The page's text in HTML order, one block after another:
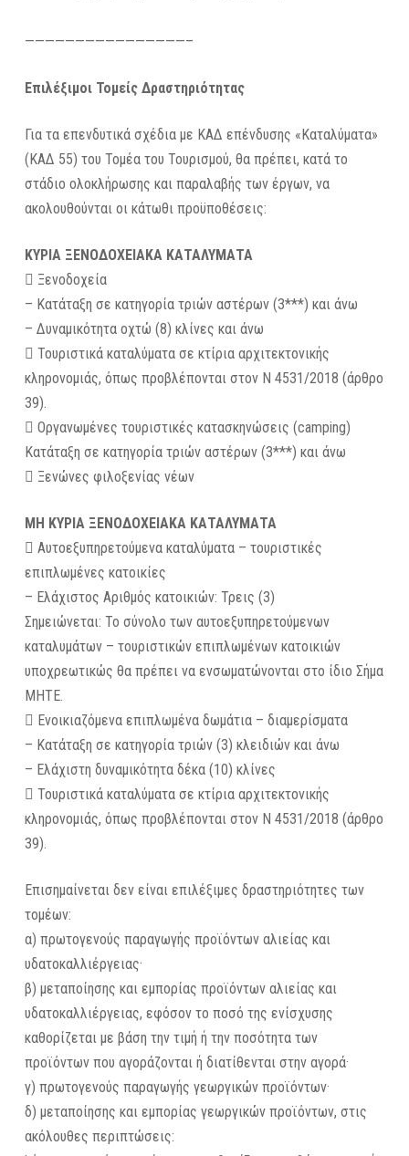
————————————————–
Επιλέξιμοι Τομείς Δραστηριότητας
Για τα επενδυτικά σχέδια με ΚΑΔ επένδυσης «Καταλύματα»
(ΚΑΔ 55) του Τομέα του Τουρισμού, θα πρέπει, κατά το
στάδιο ολοκλήρωσης και παραλαβής των έργων, να
ακολουθούνται οι κάτωθι προϋποθέσεις:
ΚΥΡΙΑ ΞΕΝΟΔΟΧΕΙΑΚΑ ΚΑΤΑΛΥΜΑΤΑ
 Ξενοδοχεία
– Κατάταξη σε κατηγορία τριών αστέρων (3***) και άνω
– Δυναμικότητα οχτώ (8) κλίνες και άνω
 Τουριστικά καταλύματα σε κτίρια αρχιτεκτονικής
κληρονομιάς, όπως προβλέπονται στον Ν 4531/2018 (άρθρο
39).
 Οργανωμένες τουριστικές κατασκηνώσεις (camping)
Κατάταξη σε κατηγορία τριών αστέρων (3***) και άνω
 Ξενώνες φιλοξενίας νέων
ΜΗ ΚΥΡΙΑ ΞΕΝΟΔΟΧΕΙΑΚΑ ΚΑΤΑΛΥΜΑΤΑ
 Αυτοεξυπηρετούμενα καταλύματα – τουριστικές
επιπλωμένες κατοικίες
– Ελάχιστος Αριθμός κατοικιών: Τρεις (3)
Σημειώνεται: Το σύνολο των αυτοεξυπηρετούμενων
καταλυμάτων – τουριστικών επιπλωμένων κατοικιών
υποχρεωτικώς θα πρέπει να ενσωματώνονται στο ίδιο Σήμα
MHTE.
 Ενοικιαζόμενα επιπλωμένα δωμάτια – διαμερίσματα
– Κατάταξη σε κατηγορία τριών (3) κλειδιών και άνω
– Ελάχιστη δυναμικότητα δέκα (10) κλίνες
 Τουριστικά καταλύματα σε κτίρια αρχιτεκτονικής
κληρονομιάς, όπως προβλέπονται στον Ν 4531/2018 (άρθρο
39).
Επισημαίνεται δεν είναι επιλέξιμες δραστηριότητες των
τομέων:
α) πρωτογενούς παραγωγής προϊόντων αλιείας και
υδατοκαλλιέργειας·
β) μεταποίησης και εμπορίας προϊόντων αλιείας και
υδατοκαλλιέργειας, εφόσον το ποσό της ενίσχυσης
καθορίζεται με βάση την τιμή ή την ποσότητα των
προϊόντων που αγοράζονται ή διατίθενται στην αγορά·
γ) πρωτογενούς παραγωγής γεωργικών προϊόντων·
δ) μεταποίησης και εμπορίας γεωργικών προϊόντων, στις
ακόλουθες περιπτώσεις: